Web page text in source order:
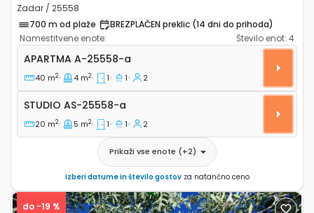
Zadar / 25558
700 m od plaže
BREZPLAČEN preklic (14 dni do prihoda)
Namestitvene enote:
Število enot: 4
Enosobni apartma Zadar A-25558-a
APARTMA A-25558-a
40 m2 4 m2 1 1 2
Studio AS-25558-a
STUDIO AS-25558-a
20 m2 5 m2 1 1 2
Prikaži vse enote (+2)
Izberi datume in število gostovza natančno ceno
do -19 %